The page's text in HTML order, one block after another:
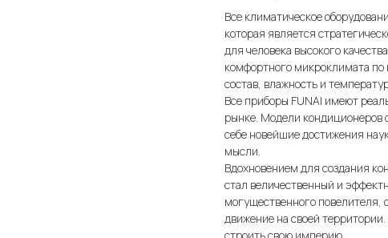
Все климатическое
которая является
для человека высокого
комфортного микроклимата по
состав, влажность и
Все приборы FUNAI имеют
рынке. Модели кондиционеров
себе новейшие достижения
мысли.
Вдохновением для создания
стал величественный и
могущественного повелителя,
движение на своей
строить свою империю.